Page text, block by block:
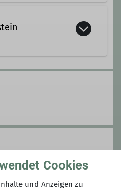
14
Cookies
und Anzeigen zu